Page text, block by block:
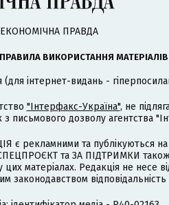
ЕКОНОМІЧНА ПРАВДА
ПРАВИЛА ВИКОРИСТАННЯ
інтернет-видань -
"Інтерфакс-Україна", не
письмового дозволу агентства
рекламними та публікуються
та ЗА ПІДТРИМКИ
матеріалах. Редакція не несе
законодавством